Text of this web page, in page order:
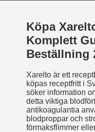
Köpa
Komplett
Beställning
Xarelto är ett
köpas receptfritt i
söker information
detta viktiga
antikoagulantia
blodproppar och
förmaksflimmer